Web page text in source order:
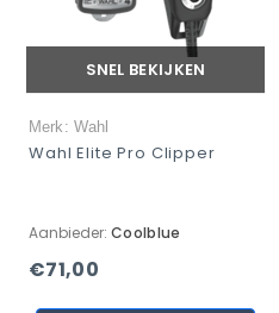
SNEL BEKIJKEN
Merk: Wahl
Wahl Elite Pro Clipper
Aanbieder: Coolblue
€71,00